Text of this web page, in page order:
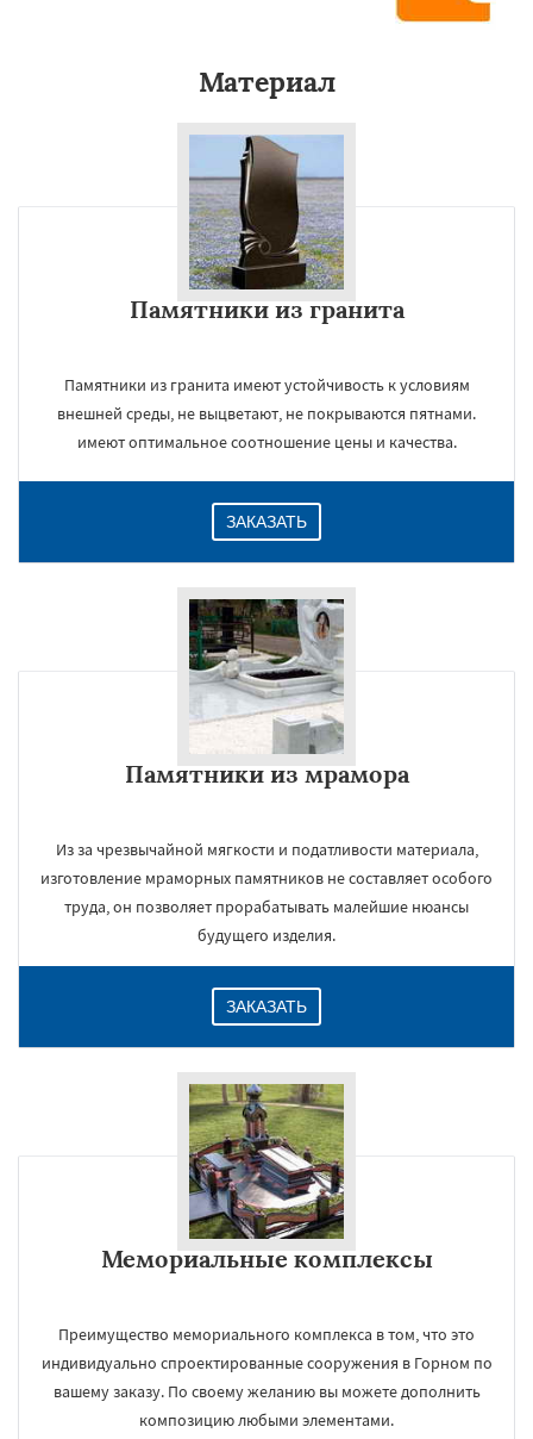
Материал
Памятники из гранита
Памятники из гранита имеют устойчивость к условиям
внешней среды, не выцветают, не покрываются пятнами.
имеют оптимальное соотношение цены и качества.
ЗАКАЗАТЬ
Памятники из мрамора
Из за чрезвычайной мягкости и податливости материала,
изготовление мраморных памятников не составляет особого
труда, он позволяет прорабатывать малейшие нюансы
будущего изделия.
ЗАКАЗАТЬ
Мемориальные комплексы
Преимущество мемориального комплекса в том, что это
индивидуально спроектированные сооружения в Горном по
вашему заказу. По своему желанию вы можете дополнить
композицию любыми элементами.